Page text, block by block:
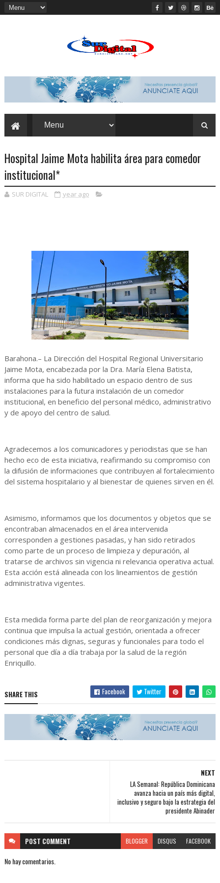
Hospital Jaime Mota habilita área para comedor
institucional*
SUR DIGITAL year ago
Barahona.– La Dirección del Hospital Regional Universitario
Jaime Mota, encabezada por la Dra. María Elena Batista,
informa que ha sido habilitado un espacio dentro de sus
instalaciones para la futura instalación de un comedor
institucional, en beneficio del personal médico, administrativo
y de apoyo del centro de salud.
Agradecemos a los comunicadores y periodistas que se han
hecho eco de esta iniciativa, reafirmando su compromiso con
la difusión de informaciones que contribuyen al fortalecimiento
del sistema hospitalario y al bienestar de quienes sirven en él.
Asimismo, informamos que los documentos y objetos que se
encontraban almacenados en el área intervenida
corresponden a gestiones pasadas, y han sido retirados
como parte de un proceso de limpieza y depuración, al
tratarse de archivos sin vigencia ni relevancia operativa actual.
Esta acción está alineada con los lineamientos de gestión
administrativa vigentes.
Esta medida forma parte del plan de reorganización y mejora
continua que impulsa la actual gestión, orientada a ofrecer
condiciones más dignas, seguras y funcionales para todo el
personal que día a día trabaja por la salud de la región
Enriquillo.
SHARE THIS Facebook Twitter
NEXT
LA Semanal: República Dominicana
avanza hacia un país más digital,
inclusivo y seguro bajo la estrategia del
presidente Abinader
POST COMMENT BLOGGER DISQUS FACEBOOK
No hay comentarios.